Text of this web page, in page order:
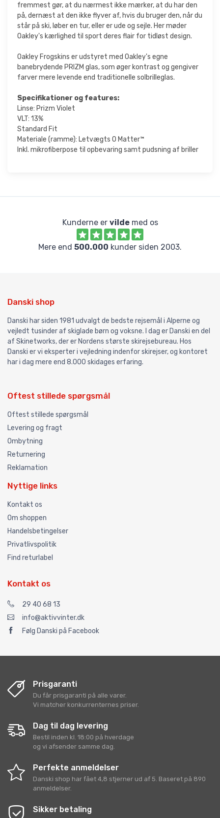
fremmest gør, at du nærmest ikke mærker, at du har den
på, dernæst at den ikke flyver af, hvis du bruger den, når du
står på ski, løber en tur, eller er ude og sejle. Her møder
Oakley's kærlighed til sport deres flair for tidløst design.
Oakley Frogskins er udstyret med Oakley's egne
banebrydende PRIZM glas, som øger kontrast og gengiver
farver mere levende end traditionelle solbrilleglas.
Specifikationer og features:
Linse: Prizm Violet
VLT: 13%
Standard Fit
Materiale (ramme): Letvægts O Matter™
Inkl. mikrofiberpose til opbevaring samt pudsning af briller
Kunderne er vildemed os
Mere end 500.000 kunder siden 2003.
Danski shop
Danski har siden 1981 udvalgt de bedste rejsemål i Alperne og
vejledt tusinder af skiglade børn og voksne. I dag er Danski en del
af Skinetworks, der er Nordens største skirejsebureau. Hos
Danski er vi eksperter i vejledning indenfor skirejser, og kontoret
har i dag mere end 8.000 skidages erfaring.
Oftest stillede spørgsmål
Oftest stillede spørgsmål
Levering og fragt
Ombytning
Returnering
Reklamation
Nyttige links
Kontakt os
Om shoppen
Handelsbetingelser
Privatlivspolitik
Find returlabel
Kontakt os
29 40 68 13
info@aktivvinter.dk
Følg Danski på Facebook
Prisgaranti
Du får prisgaranti på alle varer.
Vi matcher konkurrenternes priser.
Dag til dag levering
Bestil inden kl. 18:00 på hverdage
og vi afsender samme dag.
Perfekte anmeldelser
Danski shop har fået 4,8 stjerner ud af 5. Baseret på 890
anmeldelser.
Sikker betaling